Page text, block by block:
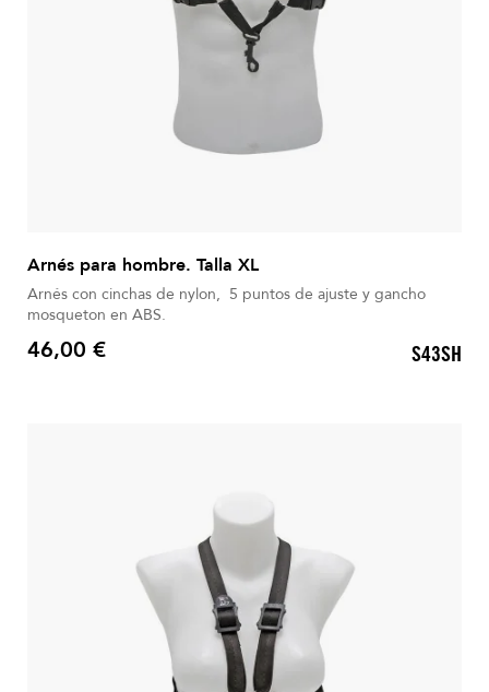
Arnés para hombre. Talla XL
Arnés con cinchas de nylon, 5 puntos de ajuste y gancho
mosqueton en ABS.
Precio
46,00 € S43SH